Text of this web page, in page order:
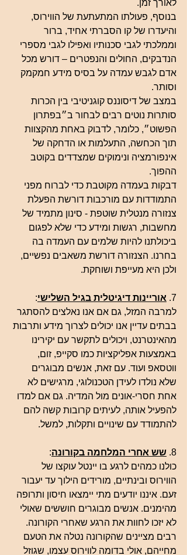
לאורך זמן.
בנוסף, פעולתו המתעתעת של הווירוס,
והיעדרו של קו הסברתי אחיד, ברור
וממלכתי לגבי סכנותיו ואפילו לגבי מספרי
הנדבקים, החולים והנפטרים – דורש מכל
אדם לגבש עמדה על בסיס מידע חמקמק
וסותר.
במצב של דיסוננס קוגניטיבי בין הכרות
סותרות נוטים רבים לבחור ב״בפתרון
הפשוט״, כלומר, לדבוק באחת מהקצוות
תוך הכחשה, התעלמות או הדחקה של
אינפורמציה ונימוקים שמצדדים בקוטב
ההפוך.
דבקות בעמדה מקוטבת כדי לברוח מפני
התמודדות עם מורכבות דורשת הפעלת
צנזורה מנטלית שוטפת - סינון מתמיד של
מחשבות, רגשות ומידע כדי שלא לפגום
ביכולתנו להיות שלמים עם העמדה בה
בחרנו. הצנזורה דורשת משאבים נפשיים,
ולכן היא מעייפת ושוחקת.
7. אוריינות דיגיטלית בגיל השלישי:
למרבה המזל, גם אם אנו נאלצים להסתגר
בבתים עדיין אנו יכולים לצרוך מידע ותרבות
מהאינטרנט, ויכולים לתקשר עם יקירינו
באמצעות אפליקציות כמו סקייפ, זום,
ווטסאפ ועוד. עם זאת, אנשים מבוגרים
שלא נולדו לעידן הטכנולוגי, מרגישים לא
אחת חסרי-אונים מול המדיה. גם אם למדו
להפעיל אותה, לעיתים קרובות קשה להם
להתמודד עם שינויים ותקלות, למשל.
8. שש אחרי המלחמה בקורונה:
כולנו כמהים לרגע בו יינטל עוקצו של
הווירוס ובינתיים, מורידים הילוך עד יעבור
זעם. איננו יודעים מתי יימצאו חיסון ותרופה
מהימנים. אנשים מבוגרים חוששים שאולי
לא יזכו לחוות את הרגע שאחרי הקורונה.
רבים מציינים שהקורונה נטלה את הטעם
מחייהם, אולי בדומה לווירוס עצמו, שגוזל